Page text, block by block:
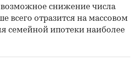
снижение числа
всего отразится на массовом
семейной ипотеки наиболее